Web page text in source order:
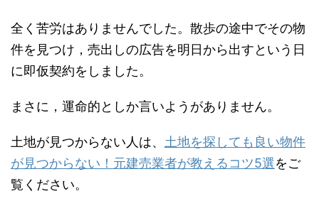
全く苦労はありませんでした。散歩の途中でその物
件を見つけ，売出しの広告を明日から出すという日
に即仮契約をしました。
まさに，運命的としか言いようがありません。
土地が見つからない人は、 土地を探しても良い物件
が見つからない！元建売業者が教えるコツ5選をご
覧ください。